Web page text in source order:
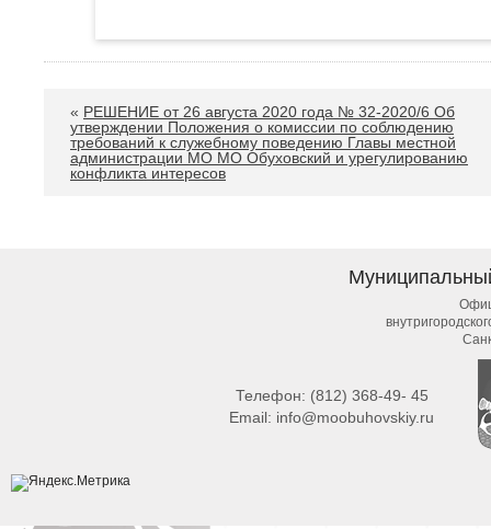
« РЕШЕНИЕ от 26 августа 2020 года № 32-2020/6 Об
утверждении Положения о комиссии по соблюдению
требований к служебному поведению Главы местной
администрации МО МО Обуховский и урегулированию
конфликта интересов
Телефон: (812) 368-49- 45
Email: info@moobuhovskiy.ru